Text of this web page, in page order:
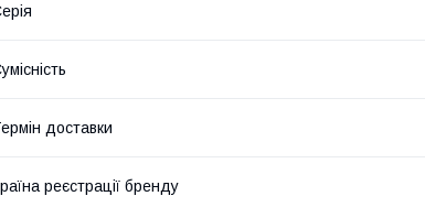
доставки
реєстрації бренду